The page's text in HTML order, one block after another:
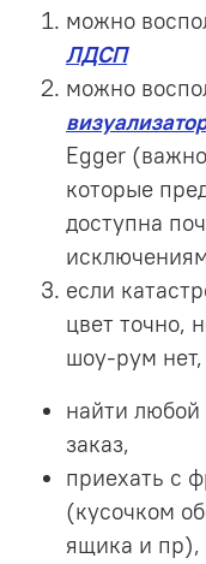
можно
ЛДСП
можно
Egger
которые
доступна
если
цвет точно,
шоу-рум
найти любой
заказ,
приехать с
(кусочком
ящика и пр),